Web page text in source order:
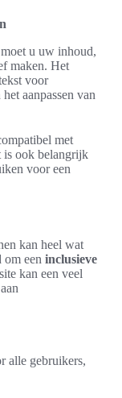
u uw inhoud,
maken. Het
voor
aanpassen van
met
is ook belangrijk
voor een
kan heel wat
om een inclusieve
kan een veel
alle gebruikers,